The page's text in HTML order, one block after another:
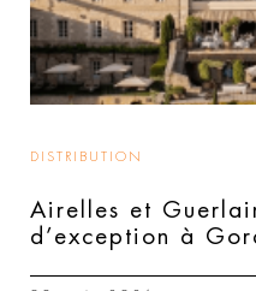
DISTRIBUTION
Airelles et
d’exception à